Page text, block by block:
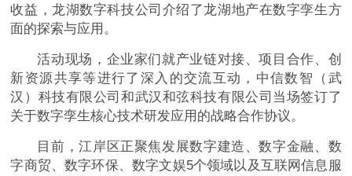
收益，龙湖数字科技公司介绍了龙湖地产在数字孪生方
面的探索与应用。
活动现场，企业家们就产业链对接、项目合作、创
新资源共享等进行了深入的交流互动，中信数智（武
汉）科技有限公司和武汉和弦科技有限公司当场签订了
关于数字孪生核心技术研发应用的战略合作协议。
目前，江岸区正聚焦发展数字建造、数字金融、数
字商贸、数字环保、数字文娱5个领域以及互联网信息服